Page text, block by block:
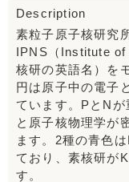
Description
素粒子原子核研究
IPNS（Institute
核研の英語名）を
円は原⼦中の電子
ています。PとN
と原⼦核物理学が
ます。2種の⻘⾊
ており、素核研が
す。